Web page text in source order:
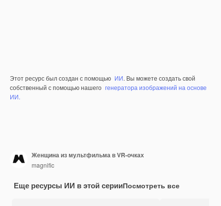
Этот ресурс был создан с помощью ИИ. Вы можете создать свой
собственный с помощью нашего генератора изображений на основе
ИИ.
Женщина из мультфильма в VR-очках
magnific
Еще ресурсы ИИ в этой серииПосмотреть все